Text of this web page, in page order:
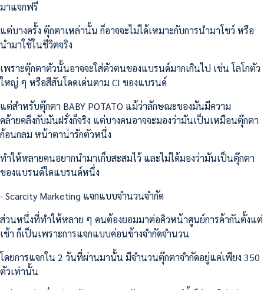
มาแจกฟรี
แต่บางครั้ง ตุ๊กตาเหล่านั้น ก็อาจจะไม่ได้เหมาะกับการนำมาโชว์ หรือ
นำมาใช้ในชีวิตจริง
เพราะตุ๊กตาตัวนั้นอาจจะใส่ตัวตนของแบรนด์มากเกินไป เช่น โลโกตัว
ใหญ่ ๆ หรือสีสันโดดเด่นตาม CI ของแบรนด์
แต่สำหรับตุ๊กตา BABY POTATO แม้ว่าลักษณะของมันมีความ
คล้ายคลึงกับมันฝรั่งก็จริง แต่บางคนอาจจะมองว่ามันเป็นเหมือนตุ๊กตา
ก้อนกลม หน้าตาน่ารักตัวหนึ่ง
ทำให้หลายคนอยากนำมาเก็บสะสมไว้ และไม่ได้มองว่ามันเป็นตุ๊กตา
ของแบรนด์ใดแบรนด์หนึ่ง
- Scarcity Marketing แจกแบบจำนวนจำกัด
ส่วนหนึ่งที่ทำให้หลาย ๆ คนต้องยอมมาต่อคิวหน้าศูนย์การค้ากันตั้งแต่
เช้า ก็เป็นเพราะการแจกแบบค่อนข้างจำกัดจำนวน
โดยการแจกใน 2 วันที่ผ่านมานั้น มีจำนวนตุ๊กตาจำกัดอยู่แค่เพียง 350
ตัวเท่านั้น